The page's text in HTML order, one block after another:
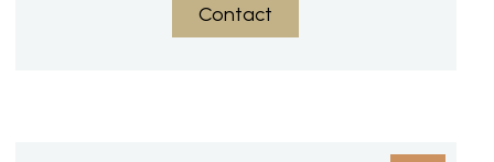
Contact